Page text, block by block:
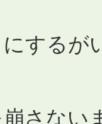
するが
さない